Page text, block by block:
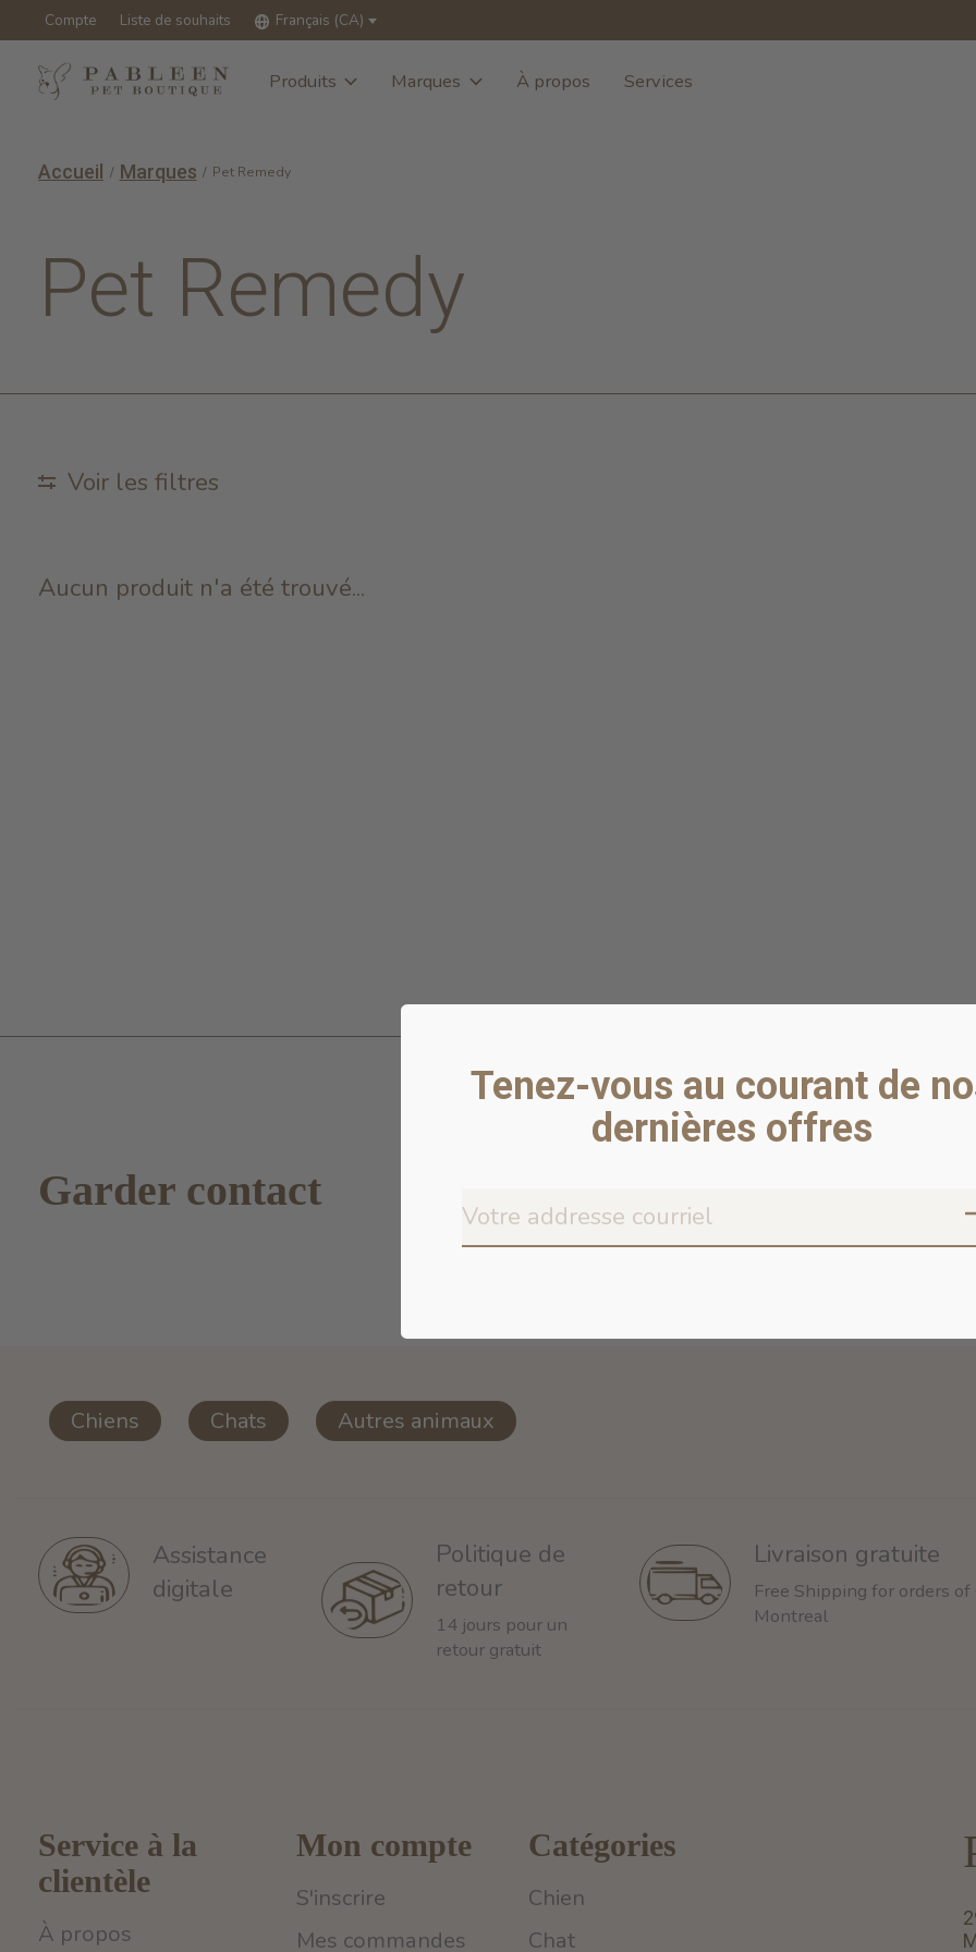
Compte Liste de souhaits Français (CA)
Produits Marques À propos Services
Accueil / Marques / Pet Remedy
Pet Remedy
Voir les filtres
Aucun produit n'a été trouvé...
Garder contact
Don’t
Chiens Chats Autres animaux
Assistance
digitale
Politique de
retour
14 jours pour un
retour gratuit
Livraison gratuite
Free Shipping for orders
Montreal
Service à la
clientèle
À propos
Mon compte
S'inscrire
Mes commandes
Catégories
Chien
Chat
Tenez-vous au courant de
dernières offres